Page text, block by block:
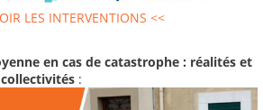
LES INTERVENTIONS <<
en cas de catastrophe : réalités et
: